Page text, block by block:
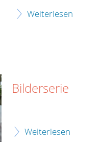
Weiterlesen
Bilderserie
Weiterlesen